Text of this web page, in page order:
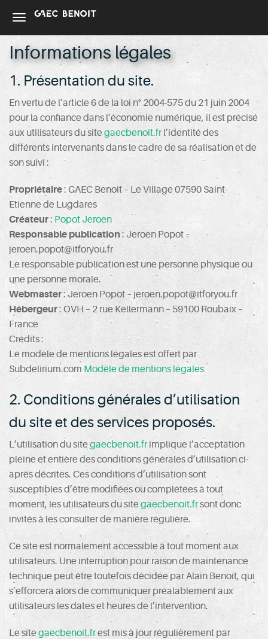
Informations légales
1. Présentation du site.
En vertu de l’article 6 de la loi n° 2004-575 du 21 juin 2004
pour la confiance dans l’économie numérique, il est précisé
aux utilisateurs du site gaecbenoit.fr l’identité des
différents intervenants dans le cadre de sa réalisation et de
son suivi :
Propriétaire: GAEC Benoit – Le Village 07590 Saint-
Etienne de Lugdares
Créateur: Popot Jeroen
Responsable publication : Jeroen Popot –
jeroen.popot@itforyou.fr
Le responsable publication est une personne physique ou
une personne morale.
Webmaster: Jeroen Popot – jeroen.popot@itforyou.fr
Hébergeur: OVH – 2 rue Kellermann – 59100 Roubaix –
France
Crédits :
Le modèle de mentions légales est offert par
Subdelirium.com Modèle de mentions légales
2. Conditions générales d’utilisation
du site et des services proposés.
L’utilisation du site gaecbenoit.frimplique l’acceptation
pleine et entière des conditions générales d’utilisation ci-
après décrites. Ces conditions d’utilisation sont
susceptibles d’être modifiées ou complétées à tout
moment, les utilisateurs du site gaecbenoit.frsont donc
invités à les consulter de manière régulière.
Ce site est normalement accessible à tout moment aux
utilisateurs. Une interruption pour raison de maintenance
technique peut être toutefois décidée par Alain Benoit, qui
s’efforcera alors de communiquer préalablement aux
utilisateurs les dates et heures de l’intervention.
Le site gaecbenoit.frest mis à jour régulièrement par